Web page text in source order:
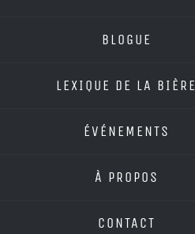
BLOGUE
LEXIQUE DE LA BIÈRE
ÉVÉNEMENTS
À PROPOS
CONTACT